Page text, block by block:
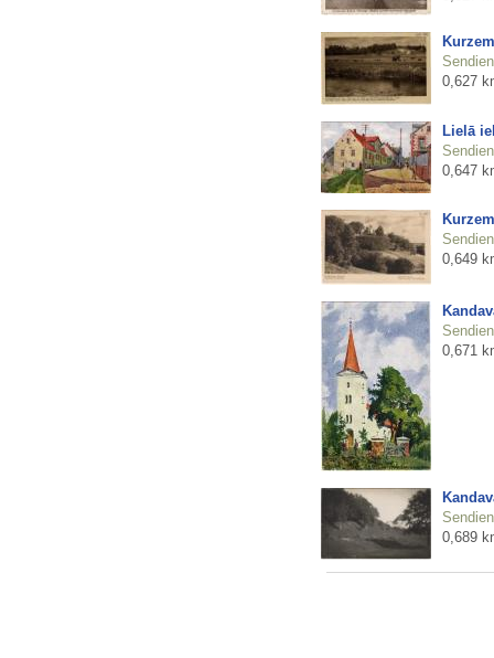
0,627
Lielā
0,647
0,649
0,671
0,689